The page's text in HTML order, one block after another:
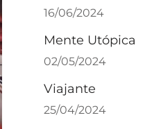
16/06/2024
Mente Utópica
02/05/2024
Viajante
25/04/2024